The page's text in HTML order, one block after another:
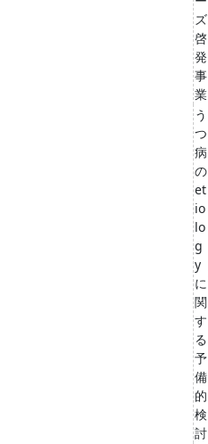
ズ
啓
発
事
業
う
つ
病
の
et
io
lo
g
y
に
関
す
る
予
備
的
検
討